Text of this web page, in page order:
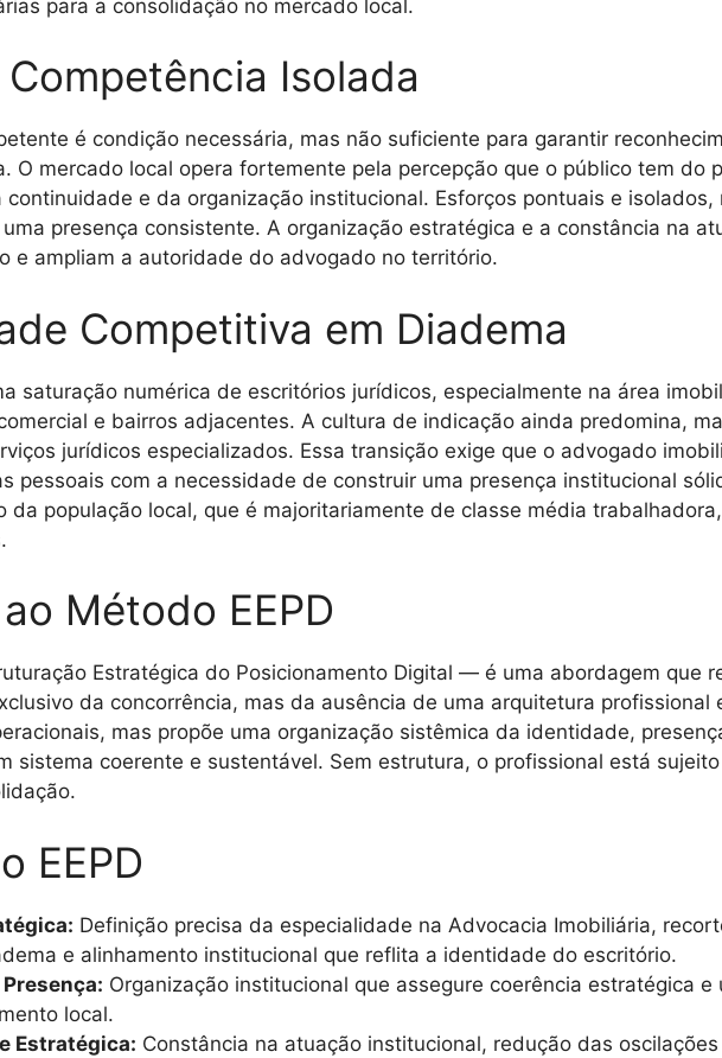
para a consolidação no mercado local.
Isolada
é condição necessária, mas não suficiente para garantir
O mercado local opera fortemente pela percepção que o público tem do
e da organização institucional. Esforços pontuais e
presença consistente. A organização estratégica e a constância na
e ampliam a autoridade do advogado no território.
Competitiva em Diadema
saturação numérica de escritórios jurídicos, especialmente na área
e bairros adjacentes. A cultura de indicação ainda predomina,
jurídicos especializados. Essa transição exige que o advogado
pessoais com a necessidade de construir uma presença institucional
da população local, que é majoritariamente de classe média
Método EEPD
Estratégica do Posicionamento Digital — é uma abordagem que
da concorrência, mas da ausência de uma arquitetura profissional
mas propõe uma organização sistêmica da identidade,
sistema coerente e sustentável. Sem estrutura, o profissional está
EEPD
Definição precisa da especialidade na Advocacia Imobiliária,
e alinhamento institucional que reflita a identidade do escritório.
Organização institucional que assegure coerência estratégica
local.
Estratégica: Constância na atuação institucional, redução das